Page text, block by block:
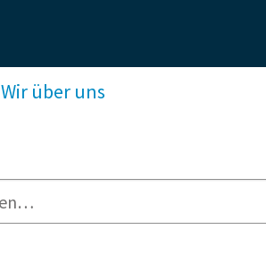
Wir über uns